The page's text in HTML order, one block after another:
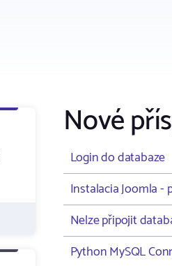
Nové
Login do databaze
Instalacia Joomla -
Nelze připojit
Python MySQL